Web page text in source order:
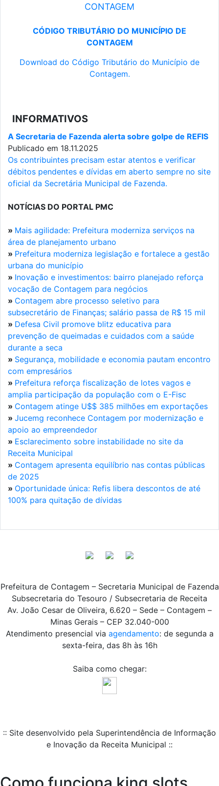
CONTAGEM
CÓDIGO TRIBUTÁRIO DO MUNICÍPIO DE
CONTAGEM
Download do Código Tributário do Município de
Contagem.
INFORMATIVOS
A Secretaria de Fazenda alerta sobre golpe de REFIS
Publicado em 18.11.2025
Os contribuintes precisam estar atentos e verificar
débitos pendentes e dívidas em aberto sempre no site
oficial da Secretária Municipal de Fazenda.
NOTÍCIAS DO PORTAL PMC
» Mais agilidade: Prefeitura moderniza serviços na
área de planejamento urbano
» Prefeitura moderniza legislação e fortalece a gestão
urbana do município
» Inovação e investimentos: bairro planejado reforça
vocação de Contagem para negócios
» Contagem abre processo seletivo para
subsecretário de Finanças; salário passa de R$ 15 mil
» Defesa Civil promove blitz educativa para
prevenção de queimadas e cuidados com a saúde
durante a seca
» Segurança, mobilidade e economia pautam encontro
com empresários
» Prefeitura reforça fiscalização de lotes vagos e
amplia participação da população com o E-Fisc
» Contagem atinge U$$ 385 milhões em exportações
» Jucemg reconhece Contagem por modernização e
apoio ao empreendedor
» Esclarecimento sobre instabilidade no site da
Receita Municipal
» Contagem apresenta equilíbrio nas contas públicas
de 2025
» Oportunidade única: Refis libera descontos de até
100% para quitação de dívidas
Prefeitura de Contagem – Secretaria Municipal de Fazenda
Subsecretaria do Tesouro / Subsecretaria de Receita
Av. João Cesar de Oliveira, 6.620 – Sede – Contagem –
Minas Gerais – CEP 32.040-000
Atendimento presencial via agendamento: de segunda a
sexta-feira, das 8h às 16h
Saiba como chegar:
:: Site desenvolvido pela Superintendência de Informação
e Inovação da Receita Municipal ::